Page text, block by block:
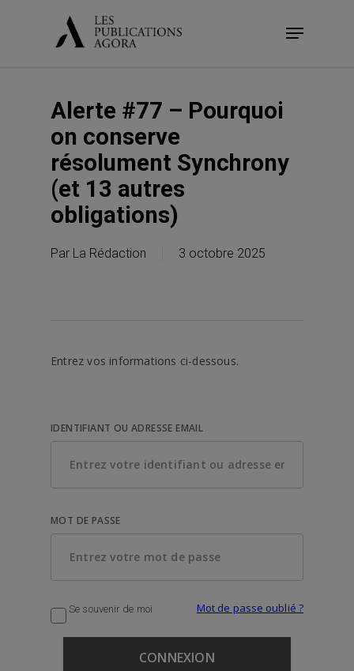
Menu
Alerte #77 – Pourquoi
on conserve
résolument Synchrony
(et 13 autres
obligations)
Par La Rédaction 3 octobre 2025
Entrez vos informations ci-dessous.
IDENTIFIANT OU ADRESSE EMAIL
MOT DE PASSE
Se souvenir de moi Mot de passe oublié ?